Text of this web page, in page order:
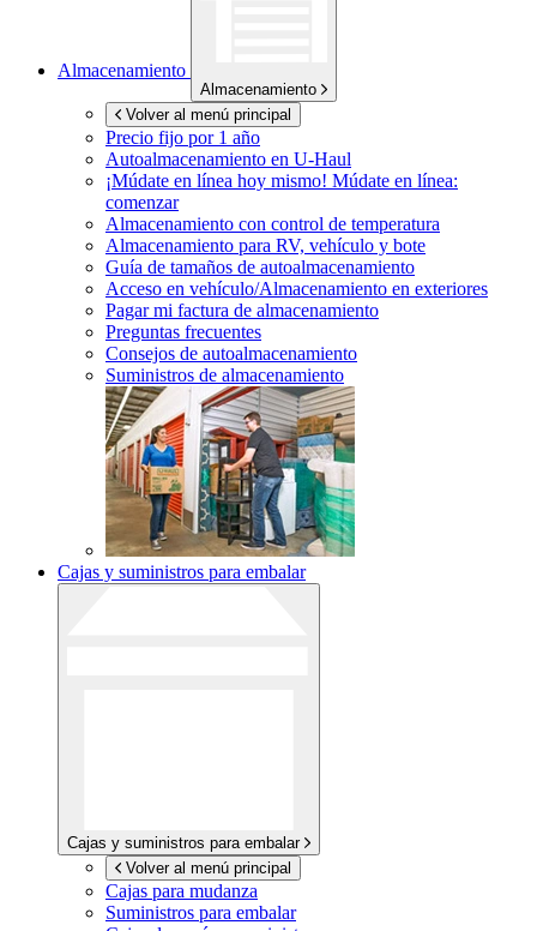
Almacenamiento
Almacenamiento
Volver al menú principal
Precio fijo por 1 año
Autoalmacenamiento en U-Haul
¡Múdate en línea hoy mismo! Múdate en línea:
comenzar
Almacenamiento con control de temperatura
Almacenamiento para RV, vehículo y bote
Guía de tamaños de autoalmacenamiento
Acceso en vehículo/Almacenamiento en exteriores
Pagar mi factura de almacenamiento
Preguntas frecuentes
Consejos de autoalmacenamiento
Suministros de almacenamiento
Cajas y suministros para embalar
Cajas y suministros para embalar
Volver al menú principal
Cajas para mudanza
Suministros para embalar